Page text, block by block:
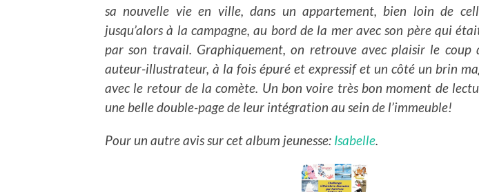
sa nouvelle vie en ville, dans un appartement, bien loin de
jusqu’alors à la campagne, au bord de la mer avec son père qui
par son travail. Graphiquement, on retrouve avec plaisir le coup
auteur-illustrateur, à la fois épuré et expressif et un côté un brin
avec le retour de la comète. Un bon voire très bon moment de
une belle double-page de leur intégration au sein de l’immeuble!
Pour un autre avis sur cet album jeunesse: Isabelle.